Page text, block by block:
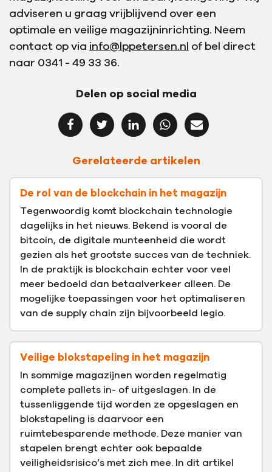
adviseren u graag vrijblijvend over een
optimale en veilige magazijninrichting. Neem
contact op via info@lppetersen.nl of bel direct
naar 0341 - 49 33 36.
Delen op social media
Gerelateerde artikelen
De rol van de blockchain in het magazijn
Tegenwoordig komt blockchain technologie
dagelijks in het nieuws. Bekend is vooral de
bitcoin, de digitale munteenheid die wordt
gezien als het grootste succes van de techniek.
In de praktijk is blockchain echter voor veel
meer bedoeld dan betaalverkeer alleen. De
mogelijke toepassingen voor het optimaliseren
van de supply chain zijn bijvoorbeeld legio.
Veilige blokstapeling in het magazijn
In sommige magazijnen worden regelmatig
complete pallets in- of uitgeslagen. In de
tussenliggende tijd worden ze opgeslagen en
blokstapeling is daarvoor een
ruimtebesparende methode. Deze manier van
stapelen brengt echter ook bepaalde
veiligheidsrisico’s met zich mee. In dit artikel